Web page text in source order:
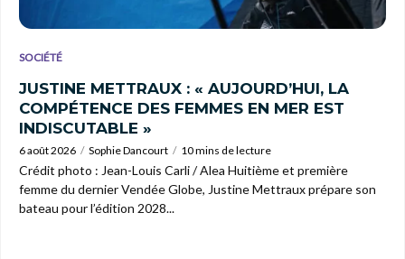
SOCIÉTÉ
JUSTINE METTRAUX : « AUJOURD’HUI, LA
COMPÉTENCE DES FEMMES EN MER EST
INDISCUTABLE »
6 août 2026 Sophie Dancourt 10 mins de lecture
Crédit photo : Jean-Louis Carli / Alea Huitième et première
femme du dernier Vendée Globe, Justine Mettraux prépare son
bateau pour l’édition 2028...